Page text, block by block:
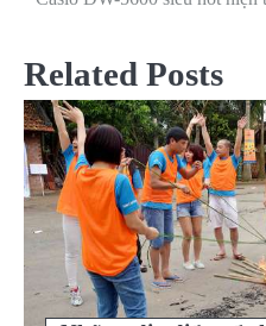
bài
viết
Related Posts